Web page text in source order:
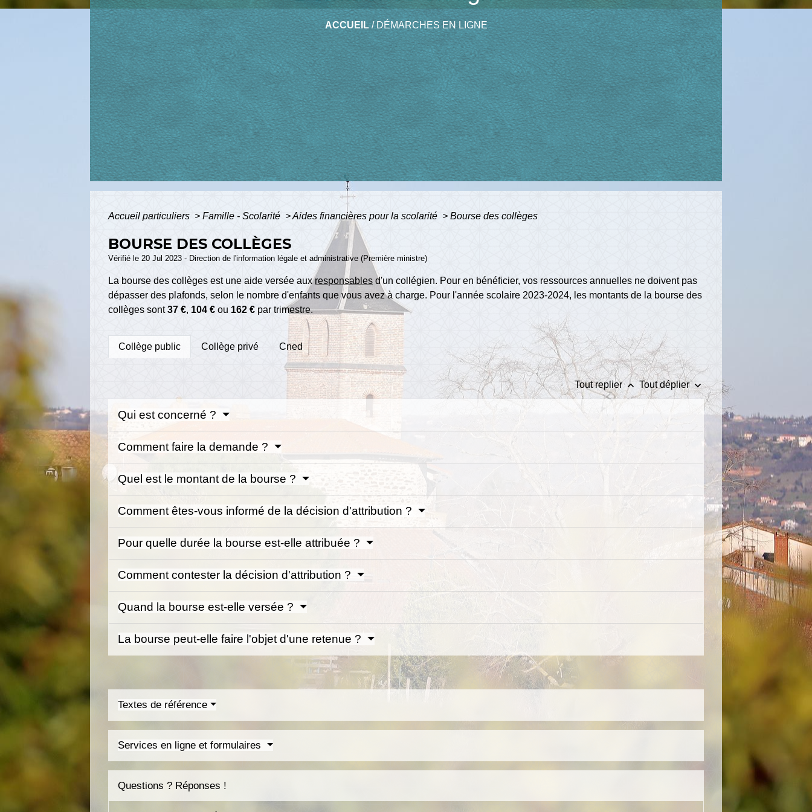
ACCUEIL/DÉMARCHES EN LIGNE
Accueil particuliers > Famille - Scolarité > Aides financières pour la scolarité > Bourse des collèges
BOURSE DES COLLÈGES
Vérifié le 20 Jul 2023 - Direction de l'information légale et administrative (Première ministre)
La bourse des collèges est une aide versée auxresponsables d'un collégien. Pour en bénéficier, vos ressources annuelles ne doivent pas
dépasser des plafonds, selon le nombre d'enfants que vous avez à charge. Pour l'année scolaire 2023-2024, les montants de la bourse des
collèges sont37 €, 104 € ou 162 € par trimestre.
Collège public Collège privé Cned
Tout replierkeyboard_arrow_up Tout déplierkeyboard_arrow_down
Qui est concerné ?
Comment faire la demande ?
Quel est le montant de la bourse ?
Comment êtes-vous informé de la décision d'attribution ?
Pour quelle durée la bourse est-elle attribuée ?
Comment contester la décision d'attribution ?
Quand la bourse est-elle versée ?
La bourse peut-elle faire l'objet d'une retenue ?
Textes de référence
Services en ligne et formulaires
Questions ? Réponses !